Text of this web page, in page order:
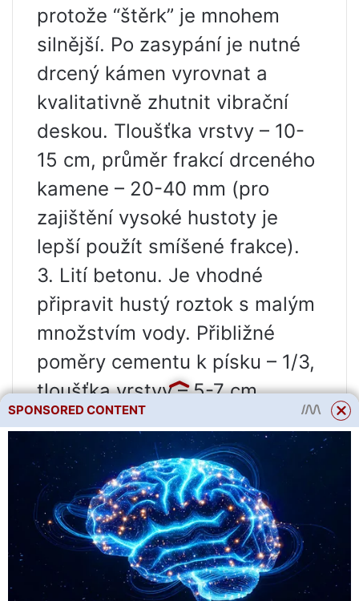
protože “štěrk” je mnohem
silnější. Po zasypání je nutné
drcený kámen vyrovnat a
kvalitativně zhutnit vibrační
deskou. Tloušťka vrstvy – 10-
15 cm, průměr frakcí drceného
kamene – 20-40 mm (pro
zajištění vysoké hustoty je
lepší použít smíšené frakce).
3. Lití betonu. Je vhodné
připravit hustý roztok s malým
množstvím vody. Přibližné
poměry cementu k písku – 1/3,
tloušťka vrstvy – 5-7 cm.
V některých případech lze
instalaci obrubníků
(dekorativní) provést přímo na
písčitém podkladu, bez použití
drceného kamene a betonu. To
však sníží pevnost a životnost.
Montáž obrubníkůvyrobeno
SPONSORED CONTENT